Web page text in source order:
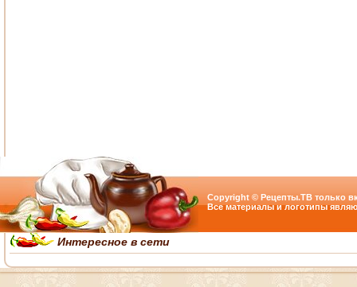
Интересное в сети
Copyright © Рецепты.ТВ только
Все материалы и логотипы